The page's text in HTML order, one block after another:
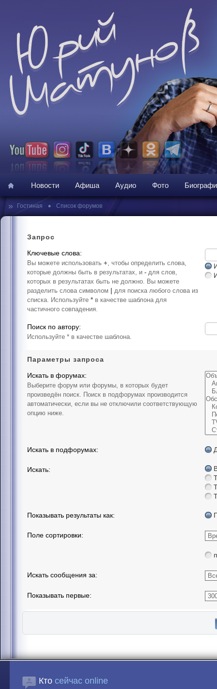
Новости Афиша Аудио Фото
» Гостиная • Список форумов
Запрос
Ключевые слова:
Вы можете использовать +, чтобы определить слова,
которые должны быть в результатах, и - для слов,
которых в результатах быть не должно. Вы можете
разделить слова символом
для поиска любого слова из
списка. Используйте * в качестве шаблона для
частичного совпадения.
Поиск по автору:
Используйте * в качестве шаблона.
Параметры запроса
Искать в форумах:
Выберите форум или форумы, в которых будет
произведён поиск. Поиск в подфорумах производится
автоматически, если вы не отключили соответствующую
опцию ниже.
Искать в подфорумах:
Искать:
Показывать результаты как:
Поле сортировки:
Искать сообщения за:
Показывать первые:
Кто сейчас online